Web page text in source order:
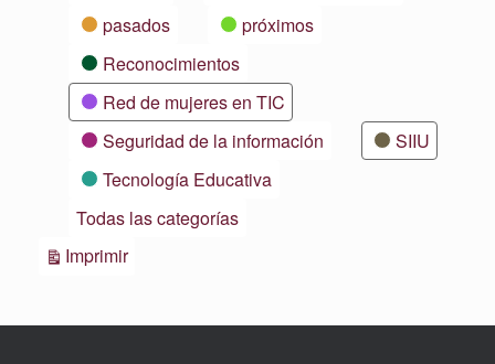
pasados
próximos
Reconocimientos
Red de mujeres en TIC
Seguridad de la información
SIIU
Tecnología Educativa
Todas las categorías
ImprimirVistas